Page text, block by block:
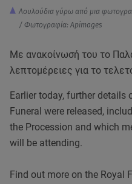
Λουλούδια γύρω από μια
/ Φωτογραφία: Αpimages
Με ανακοίνωσή του το
λεπτομέρειες για το
Earlier today, further details
Funeral were released,
the Procession and which
will be attending.
Find out more on the Royal